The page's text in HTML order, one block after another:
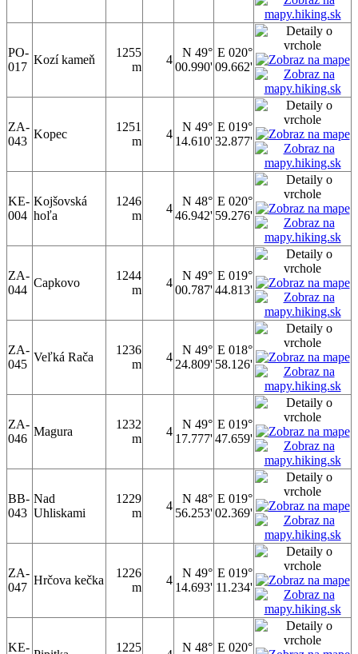
PO-
017
Kozí kameň
1255
m
4
N 49°
00.990'
E 020°
09.662'
ZA-
043
Kopec
1251
m
4
N 49°
14.610'
E 019°
32.877'
KE-
004
Kojšovská
hoľa
1246
m
4
N 48°
46.942'
E 020°
59.276'
ZA-
044
Capkovo
1244
m
4
N 49°
00.787'
E 019°
44.813'
ZA-
045
Veľká Rača
1236
m
4
N 49°
24.809'
E 018°
58.126'
ZA-
046
Magura
1232
m
4
N 49°
17.777'
E 019°
47.659'
BB-
043
Nad
Uhliskami
1229
m
4
N 48°
56.253'
E 019°
02.369'
ZA-
047
Hrčova kečka
1226
m
4
N 49°
14.693'
E 019°
11.234'
KE-
1225
N 48° E 020°